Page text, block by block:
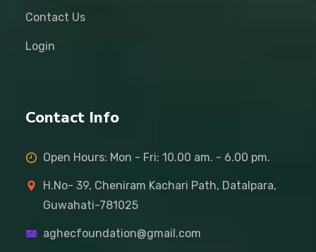
Contact Us
Login
Contact Info
Open Hours: Mon - Fri: 10.00 am. - 6.00 pm.
H.No- 39, Cheniram Kachari Path, Datalpara,
Guwahati-781025
aghecfoundation@gmail.com